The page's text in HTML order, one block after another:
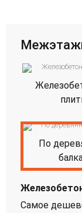
По
Самое